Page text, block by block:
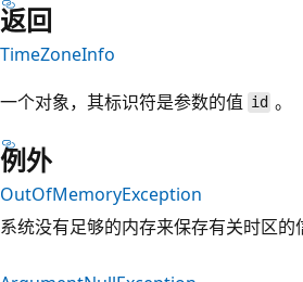
返回
TimeZoneInfo
一个对象，其标识符是参数的值 id 。
例外
OutOfMemoryException
系统没有足够的内存来保存有关时区的